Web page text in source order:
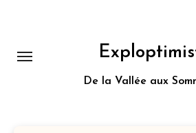
De la Vallée aux